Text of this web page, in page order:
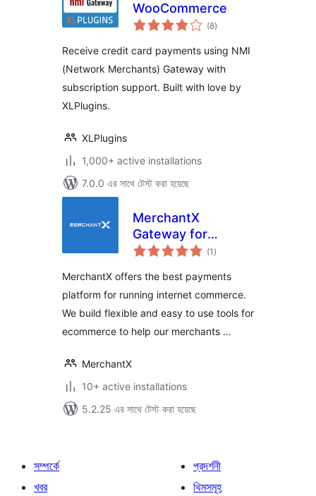
WooCommerce
(8total
ratings
)
Receive credit card payments using NMI
(Network Merchants) Gateway with
subscription support. Built with love by
XLPlugins.
XLPlugins
1,000+ active installations
7.0.0 এর সাথে টেস্ট করা হয়েছে
MerchantX
Gateway for
WooCommerce
(1 total
ratings
)
MerchantX offers the best payments
platform for running internet commerce.
We build flexible and easy to use tools for
ecommerce to help our merchants …
MerchantX
10+ active installations
5.2.25 এর সাথে টেস্ট করা হয়েছে
সম্পর্কে
খবর
প্রদর্শনী
থিমসমূহ